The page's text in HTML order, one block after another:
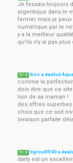
Je fessais toujours
argentique dans le
fermer mais je
numérique par le
y a la meilleur
qu'ils n'y ai pas
5 / 5 kiso a évalué
comme la
dois dire que ce
loin de sa maman !
des offres superbes
choix que ce soit
livraison parfaite
5 / 5 tigrou45140 a
darty est un